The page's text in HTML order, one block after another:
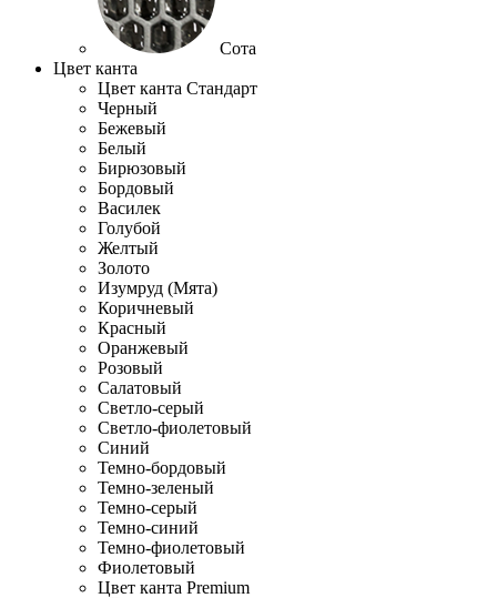
Сота
Цвет канта
Цвет канта Стандарт
Черный
Бежевый
Белый
Бирюзовый
Бордовый
Василек
Голубой
Желтый
Золото
Изумруд (Мята)
Коричневый
Красный
Оранжевый
Розовый
Салатовый
Светло-серый
Светло-фиолетовый
Синий
Темно-бордовый
Темно-зеленый
Темно-серый
Темно-синий
Темно-фиолетовый
Фиолетовый
Цвет канта Premium